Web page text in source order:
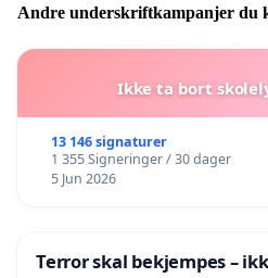
Andre underskriftkampanjer du
Ikke ta bort
13 146 signaturer
1 355 Signeringer / 30 dager
5 Jun 2026
Terror skal bekjempes –